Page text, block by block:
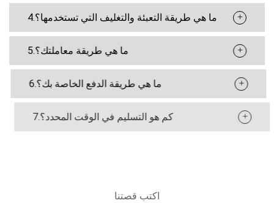
4.ما هي طريقة التعبئة والتغليف التي تستخدمها؟ +
5.ما هي طريقة معاملتك؟ +
6.ما هي طريقة الدفع الخاصة بك؟ +
7.كم هو التسليم في الوقت المحدد؟ +
اكتب قصتنا